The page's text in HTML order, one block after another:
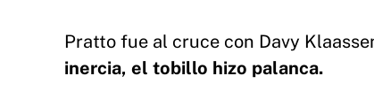
Pratto fue al cruce con Davy
inercia, el tobillo hizo palanca.